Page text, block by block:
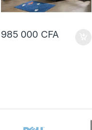
985 000 CFA